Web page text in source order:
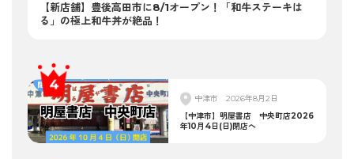
【新店舗】豊後高田市に8/1オープン！「和牛ステーキは
る」の極上和牛丼が絶品！
中津市
2026年8月2日
【中津市】明屋書店 中央町店2026
年10月4日(日)閉店へ